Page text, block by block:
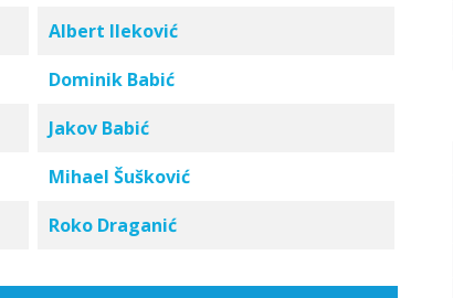
Albert Ileković
Dominik Babić
Jakov Babić
Mihael Šušković
Roko Draganić